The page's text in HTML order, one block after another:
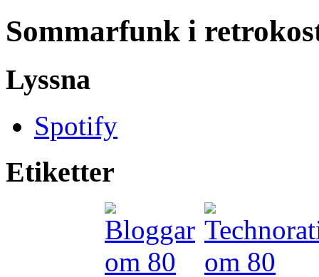
Sommarfunk i
Lyssna
Spotify
Etiketter